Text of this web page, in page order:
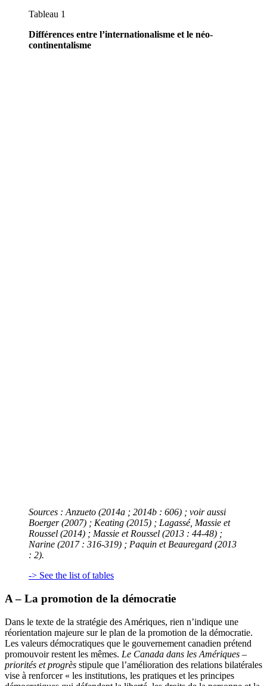
Tableau 1
Différences entre l’internationalisme et le néo-
continentalisme
Sources : Anzueto (2014a ; 2014b : 606) ; voir aussi
Boerger (2007) ; Keating (2015) ; Lagassé, Massie et
Roussel (2014) ; Massie et Roussel (2013 : 44-48) ;
Narine (2017 : 316-319) ; Paquin et Beauregard (2013
: 2).
-> See the list of tables
A – La promotion de la démocratie
Dans le texte de la stratégie des Amériques, rien n’indique une
réorientation majeure sur le plan de la promotion de la démocratie.
Les valeurs démocratiques que le gouvernement canadien prétend
promouvoir restent les mêmes. Le Canada dans les Amériques –
priorités et progrès stipule que l’amélioration des relations bilatérales
vise à renforcer « les institutions, les pratiques et les principes